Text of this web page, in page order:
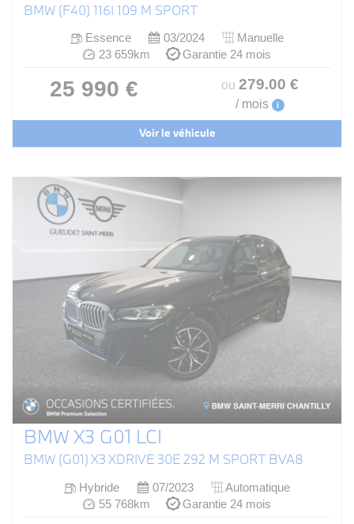
BMW (F40) 116I 109 M SPORT
Essence 03/2024
Manuelle
23 659km
Garantie 24 mois
25 990 € ou 279.00 €
/ mois i
Voir le véhicule
BMW X3 G01 LCI
BMW (G01) X3 XDRIVE 30E 292 M SPORT BVA8
Hybride 07/2023
Automatique
55 768km
Garantie 24 mois